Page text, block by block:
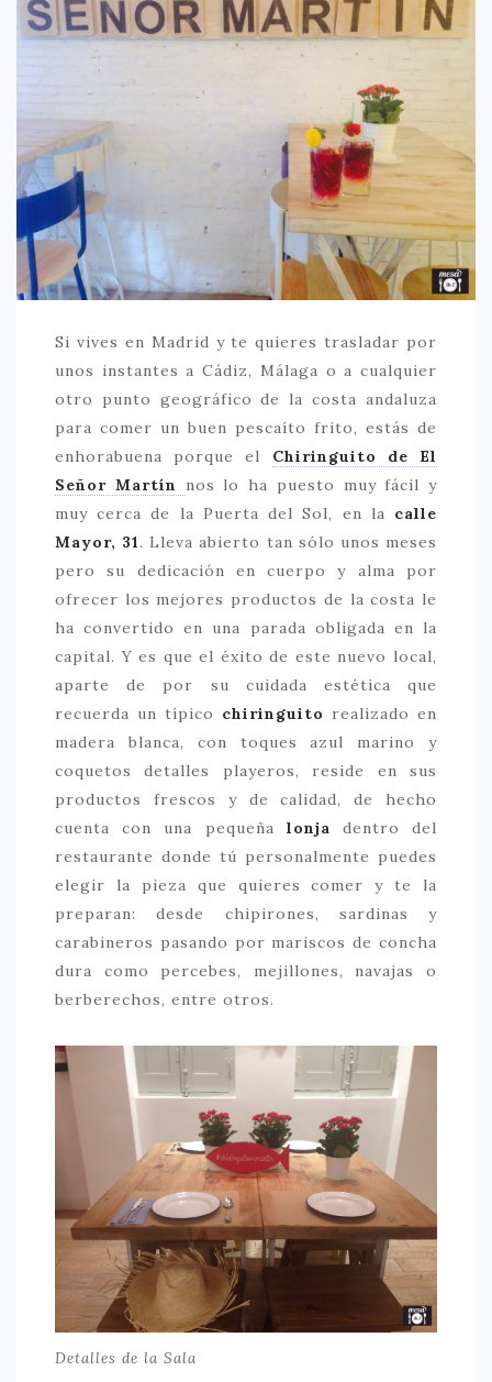
CARNES
CREATIVA
DULCE
FUSIÓN
INDIA
ITALIANA
LATINA
MEDITERRÁNEA
SALUDABLE
TAPAS
TRADICIONAL
PRECIO
< 25 €
> 50 €
NUESTROS FAVORITOS
LIFESTYLE
CONOCIENDO A …
ESCAPADAS
GOURMET
HEALTHY
SELECCIONES MESADE2
MAPA
CONTACTO
Si vives en Madrid y te quieres trasladar por
unos instantes a Cádiz, Málaga o a cualquier
otro punto geográfico de la costa andaluza
para comer un buen pescaíto frito, estás de
enhorabuena porque el Chiringuito de El
Señor Martín
nos lo ha puesto muy fácil y
muy cerca de la Puerta del Sol, en la calle
Mayor, 31. Lleva abierto tan sólo unos meses
pero su dedicación en cuerpo y alma por
ofrecer los mejores productos de la costa le
ha convertido en una parada obligada en la
capital. Y es que el éxito de este nuevo local,
aparte de por su cuidada estética que
recuerda un típico chiringuito realizado en
madera blanca, con toques azul marino y
coquetos detalles playeros, reside en sus
productos frescos y de calidad, de hecho
cuenta con una pequeña lonja dentro del
restaurante donde tú personalmente puedes
elegir la pieza que quieres comer y te la
preparan: desde chipirones, sardinas y
carabineros pasando por mariscos de concha
dura como percebes, mejillones, navajas o
berberechos, entre otros.
Detalles de la Sala